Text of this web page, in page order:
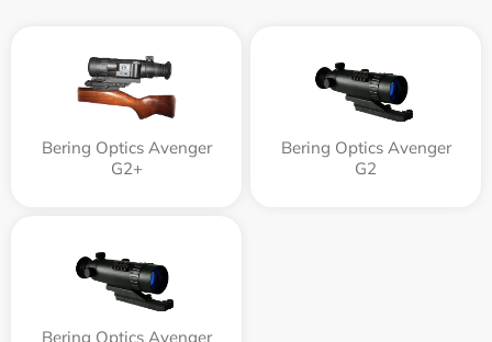
Bering Optics Avenger
G2+
Bering Optics Avenger
G2
Bering Optics Avenger